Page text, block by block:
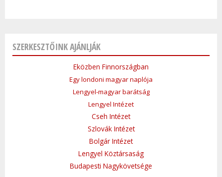
SZERKESZTŐINK AJÁNLJÁK
Eközben Finnországban
Egy londoni magyar naplója
Lengyel-magyar barátság
Lengyel Intézet
Cseh Intézet
Szlovák Intézet
Bolgár Intézet
Lengyel Köztársaság
Budapesti Nagykövetsége